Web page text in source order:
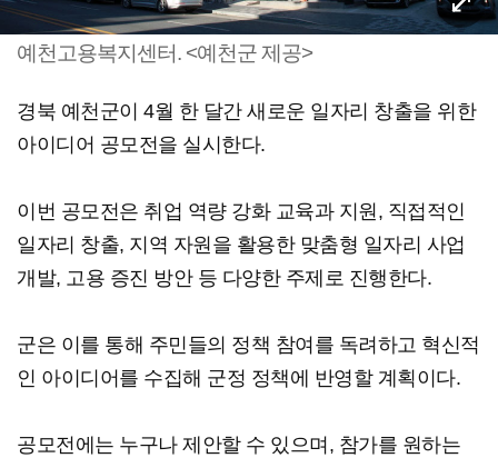
예천고용복지센터. <예천군 제공>
경북 예천군이 4월 한 달간 새로운 일자리 창출을 위한
아이디어 공모전을 실시한다.
이번 공모전은 취업 역량 강화 교육과 지원, 직접적인
일자리 창출, 지역 자원을 활용한 맞춤형 일자리 사업
개발, 고용 증진 방안 등 다양한 주제로 진행한다.
군은 이를 통해 주민들의 정책 참여를 독려하고 혁신적
인 아이디어를 수집해 군정 정책에 반영할 계획이다.
공모전에는 누구나 제안할 수 있으며, 참가를 원하는